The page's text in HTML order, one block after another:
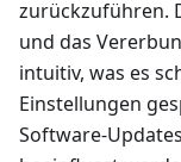
zurückzuführen.
und das
intuitiv, was es
Einstellungen
Software-